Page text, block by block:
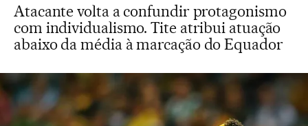
Atacante volta a confundir protagonismo
com individualismo. Tite atribui atuação
abaixo da média à marcação do Equador